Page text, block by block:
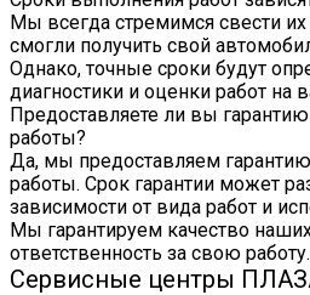
Мы всегда стремимся свести
смогли получить свой
Однако, точные сроки будут
диагностики и оценки работ на
Предоставляете ли вы
работы?
Да, мы предоставляем
работы. Срок гарантии может
зависимости от вида работ и
Мы гарантируем качество
ответственность за свою работу.
Сервисные центры